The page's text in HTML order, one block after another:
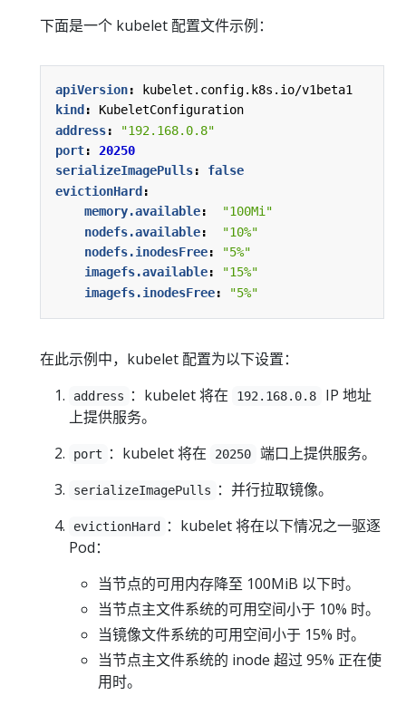
下面是一个 kubelet 配置文件示例：
apiVersion:
kubelet.config.k8s.io/v1beta1
kind :
KubeletConfiguration
address:
"192.168.0.8"
port:
20250
serializeImagePulls:
false
evictionHard :
memory.available:
"100Mi"
nodefs.available:
"10%"
nodefs.inodesFree:
"5%"
imagefs.available:
"15%"
imagefs.inodesFree: "5%"
在此示例中，kubelet 配置为以下设置：
address ：kubelet 将在 192.168.0.8
IP 地址
上提供服务。
port ：kubelet 将在 20250 端口上提供服务。
serializeImagePulls ：并行拉取镜像。
evictionHard
：kubelet 将在以下情况之一驱逐
Pod：
当节点的可用内存降至 100MiB 以下时。
当节点主文件系统的可用空间小于 10% 时。
当镜像文件系统的可用空间小于 15% 时。
当节点主文件系统的 inode 超过 95% 正在使
用时。